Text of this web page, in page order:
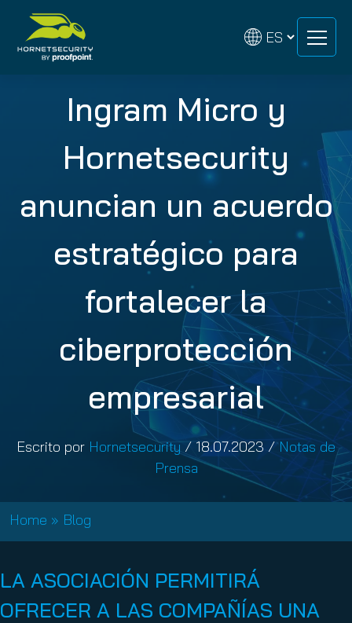
content
content
Ingram Micro y
Hornetsecurity
anuncian un acuerdo
estratégico para
fortalecer la
ciberprotección
empresarial
Escrito por Hornetsecurity/ 18.07.2023 /Notas de
Prensa
Home » Blog
LA ASOCIACIÓN PERMITIRÁ
OFRECER A LAS COMPAÑÍAS UNA